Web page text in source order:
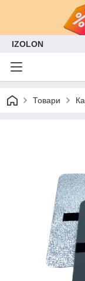
IZOLON
Товари